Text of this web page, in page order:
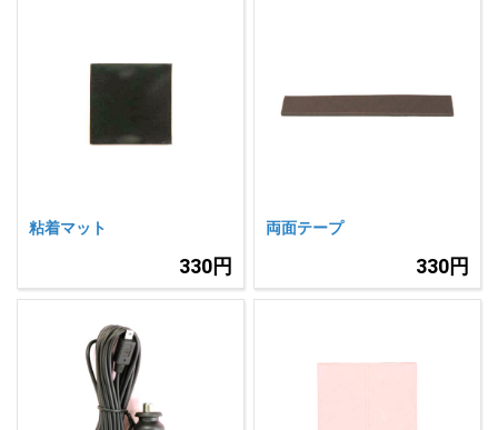
粘着マット
330円
両面テープ
330円